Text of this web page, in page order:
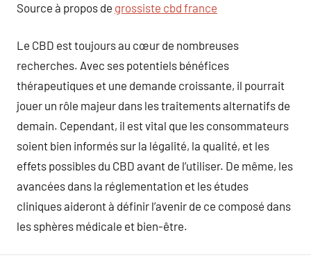
Source à propos de grossiste cbd france
Le CBD est toujours au cœur de nombreuses
recherches. Avec ses potentiels bénéfices
thérapeutiques et une demande croissante, il pourrait
jouer un rôle majeur dans les traitements alternatifs de
demain. Cependant, il est vital que les consommateurs
soient bien informés sur la légalité, la qualité, et les
effets possibles du CBD avant de l’utiliser. De même, les
avancées dans la réglementation et les études
cliniques aideront à définir l’avenir de ce composé dans
les sphères médicale et bien-être.